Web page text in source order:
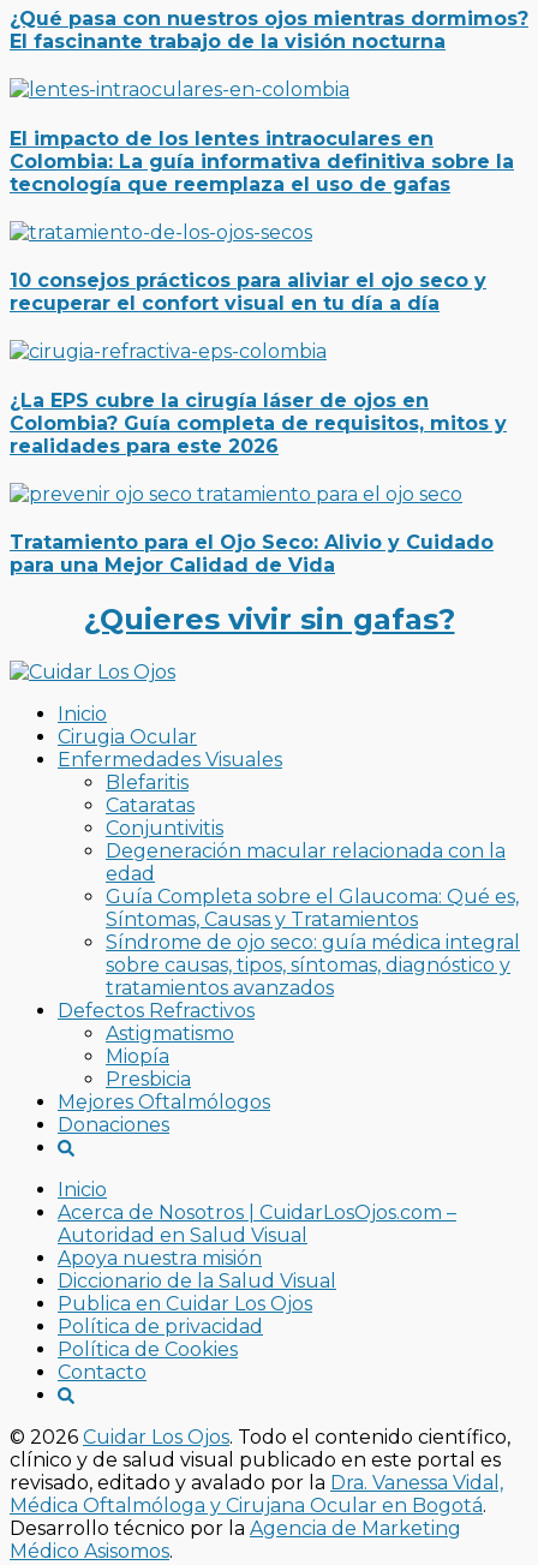
¿Qué pasa con nuestros ojos mientras dormimos?
El fascinante trabajo de la visión nocturna
El impacto de los lentes intraoculares en
Colombia: La guía informativa definitiva sobre la
tecnología que reemplaza el uso de gafas
10 consejos prácticos para aliviar el ojo seco y
recuperar el confort visual en tu día a día
¿La EPS cubre la cirugía láser de ojos en
Colombia? Guía completa de requisitos, mitos y
realidades para este 2026
Tratamiento para el Ojo Seco: Alivio y Cuidado
para una Mejor Calidad de Vida
¿Quieres vivir sin gafas?
Inicio
Cirugia Ocular
Enfermedades Visuales
Blefaritis
Cataratas
Conjuntivitis
Degeneración macular relacionada con la
edad
Guía Completa sobre el Glaucoma: Qué es,
Síntomas, Causas y Tratamientos
Síndrome de ojo seco: guía médica integral
sobre causas, tipos, síntomas, diagnóstico y
tratamientos avanzados
Defectos Refractivos
Astigmatismo
Miopía
Presbicia
Mejores Oftalmólogos
Donaciones
Inicio
Acerca de Nosotros | CuidarLosOjos.com –
Autoridad en Salud Visual
Apoya nuestra misión
Diccionario de la Salud Visual
Publica en Cuidar Los Ojos
Política de privacidad
Política de Cookies
Contacto
© 2026 Cuidar Los Ojos. Todo el contenido científico,
clínico y de salud visual publicado en este portal es
revisado, editado y avalado por la Dra. Vanessa Vidal,
Médica Oftalmóloga y Cirujana Ocular en Bogotá.
Desarrollo técnico por la Agencia de Marketing
Médico Asisomos.